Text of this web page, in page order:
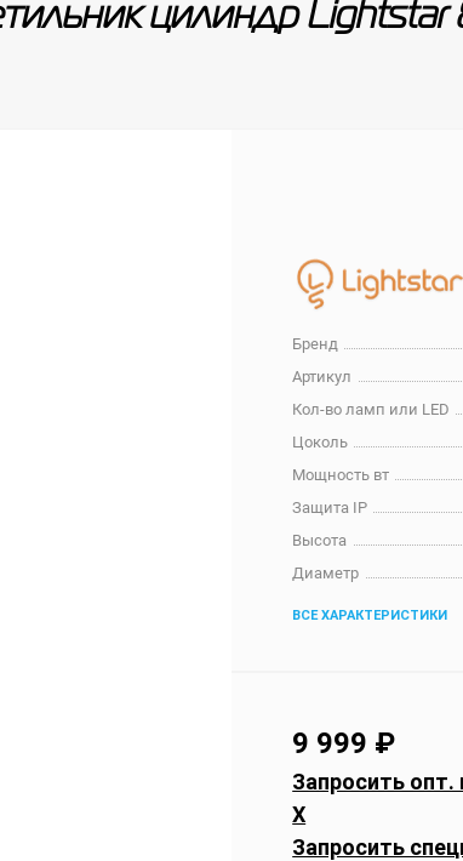
цилиндр Lightstar
Бренд
Артикул
Кол-во ламп или LED
Цоколь
Мощность вт
Защита IP
Высота
Диаметр
ВСЕ ХАРАКТЕРИСТИКИ
9 999 ₽
Запросить опт.
X
Запросить